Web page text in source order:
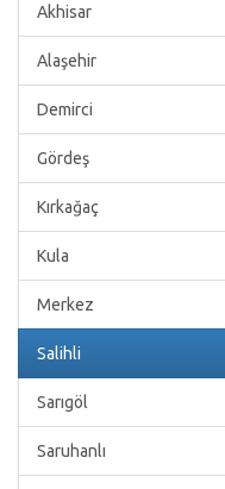
Akhisar
Alaşehir
Demirci
Gördeş
Kırkağaç
Kula
Merkez
Salihli
Sarıgöl
Saruhanlı